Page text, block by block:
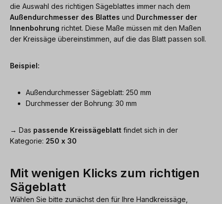
die Auswahl des richtigen Sägeblattes immer nach dem
Außendurchmesser des Blattes und Durchmesser der
Innenbohrung richtet. Diese Maße müssen mit den Maßen
der Kreissäge übereinstimmen, auf die das Blatt passen soll.
Beispiel:
Außendurchmesser Sägeblatt: 250 mm
Durchmesser der Bohrung: 30 mm
→ Das passende Kreissägeblatt findet sich in der
Kategorie: 250 x 30
Mit wenigen Klicks zum richtigen
Sägeblatt
Wählen Sie bitte zunächst den für Ihre Handkreissäge,